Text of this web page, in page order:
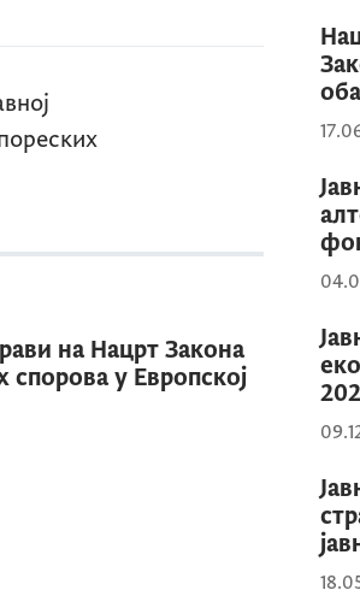
на Нацрт Закона
у Европској